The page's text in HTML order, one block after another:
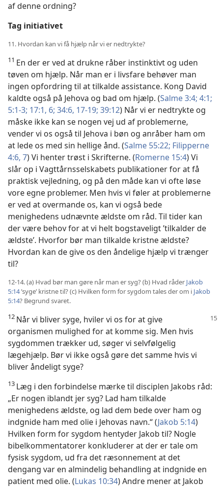
af denne ordning?
Tag initiativet
11. Hvordan kan vi få hjælp når vi er nedtrykte?
11 En der er ved at drukne råber instinktivt og uden
tøven om hjælp. Når man er i livsfare behøver man
ingen opfordring til at tilkalde assistance. Kong David
kaldte også på Jehova og bad om hjælp. (Salme 3:4; 4:1;
5:1-3; 17:1, 6; 34:6, 17-19; 39:12) Når vi er nedtrykte og
måske ikke kan se nogen vej ud af problemerne,
vender vi os også til Jehova i bøn og anråber ham om
at lede os med sin hellige ånd. (Salme 55:22; Filipperne
4:6, 7) Vi henter trøst i Skrifterne. (Romerne 15:4) Vi
slår op i Vagttårnsselskabets publikationer for at få
praktisk vejledning, og på den måde kan vi ofte løse
vore egne problemer. Men hvis vi føler at problemerne
er ved at overmande os, kan vi også bede
menighedens udnævnte ældste om råd. Til tider kan
der være behov for at vi helt bogstaveligt ’tilkalder de
ældste’. Hvorfor bør man tilkalde kristne ældste?
Hvordan kan de give os den åndelige hjælp vi trænger
til?
12-14. (a) Hvad bør man gøre når man er syg? (b) Hvad råder Jakob
5:14’syge’ kristne til? (c) Hvilken form for sygdom tales der om i Jakob
5:14? Begrund svaret.
12 Når vi bliver syge, hviler vi os for at give
organismen mulighed for at komme sig. Men hvis
sygdommen trækker ud, søger vi selvfølgelig
lægehjælp. Bør vi ikke også gøre det samme hvis vi
bliver åndeligt syge?
13 Læg i den forbindelse mærke til disciplen Jakobs råd:
„Er nogen iblandt jer syg? Lad ham tilkalde
menighedens ældste, og lad dem bede over ham og
indgnide ham med olie i Jehovas navn.“ (Jakob 5:14)
Hvilken form for sygdom hentyder Jakob til? Nogle
bibelkommentatorer konkluderer at der er tale om
fysisk sygdom, ud fra det ræsonnement at det
dengang var en almindelig behandling at indgnide en
patient med olie. (Lukas 10:34) Andre mener at Jakob